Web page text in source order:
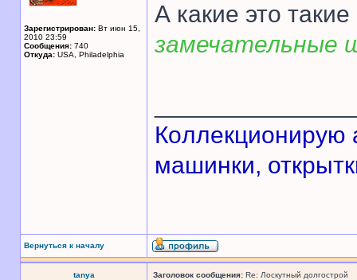
Зарегистрирован: Вт июн 15,
2010 23:59
Сообщения: 740
Откуда: USA, Philadelphia
А какие это такие
замечательные
Кoллекционирую
машинки,
Вернуться к началу
tanya Заголовок сообщения: Re: Лоскутный долгострой